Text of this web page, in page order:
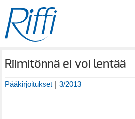
Riimitönnä ei voi lentää
Pääkirjoitukset | 3/2013